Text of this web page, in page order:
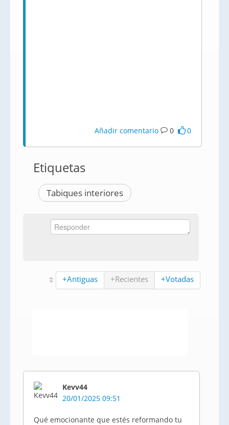
Añadir comentario 0 0
Etiquetas
Tabiques interiores
+Antiguas +Recientes +Votadas
Kevv44
20/01/2025 09:51
Qué emocionante que estés reformando tu